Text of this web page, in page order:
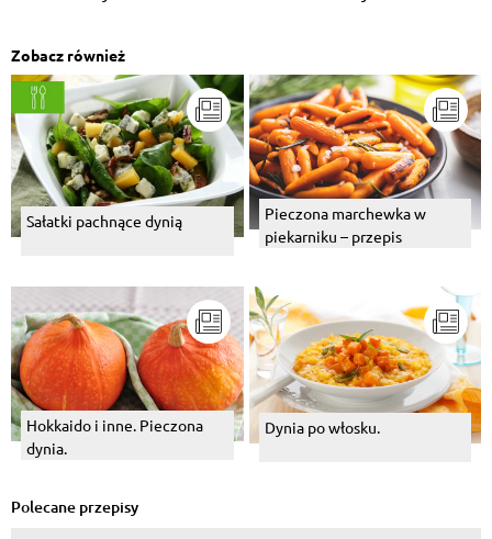
Zobacz również
Sałatki pachnące dynią
Pieczona marchewka w
piekarniku – przepis
Hokkaido i inne. Pieczona
dynia.
Dynia po włosku.
Polecane przepisy